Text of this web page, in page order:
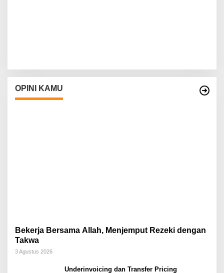
OPINI KAMU
Bekerja Bersama Allah, Menjemput Rezeki dengan
Takwa
3 Agustus 2026
Underinvoicing dan Transfer Pricing